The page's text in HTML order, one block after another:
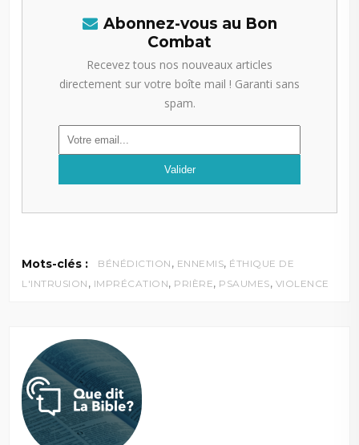
Abonnez-vous au Bon
Combat
Recevez tous nos nouveaux articles
directement sur votre boîte mail ! Garanti sans
spam.
Mots-clés : BÉNÉDICTION , ENNEMIS, ÉTHIQUE DE
L'INTRUSION , IMPRÉCATION, PRIÈRE, PSAUMES, VIOLENCE